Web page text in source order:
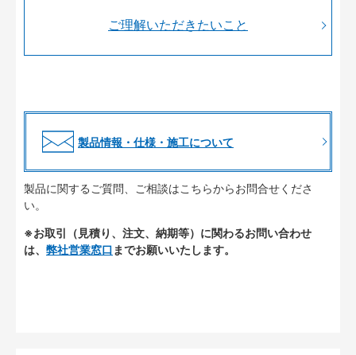
ご理解いただきたいこと
製品情報・仕様・施工について
製品に関するご質問、ご相談はこちらからお問合せくださ
い。
※お取引（見積り、注文、納期等）に関わるお問い合わせ
は、 弊社営業窓口 までお願いいたします。